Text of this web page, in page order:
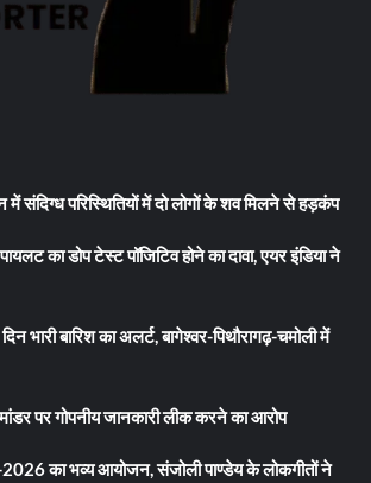
संदिग्ध परिस्थितियों में दो लोगों के शव मिलने से हड़कंप
का डोप टेस्ट पॉजिटिव होने का दावा, एयर इंडिया ने
भारी बारिश का अलर्ट, बागेश्वर-पिथौरागढ़-चमोली में
पर गोपनीय जानकारी लीक करने का आरोप
का भव्य आयोजन, संजोली पाण्डेय के लोकगीतों ने